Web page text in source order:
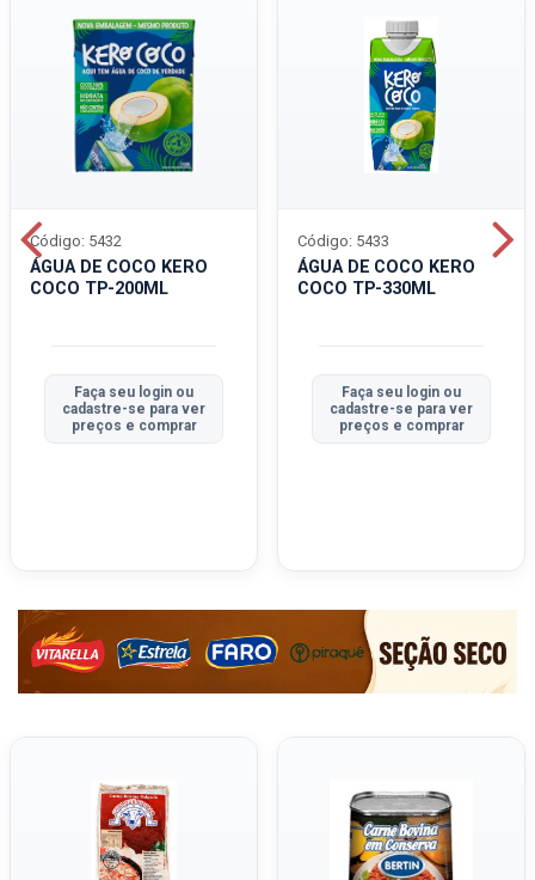
ÁGUA DE COCO KERO
COCO TP-200ML
Código: 5432
Faça seu login ou
cadastre-se para ver
preços e comprar
ÁGUA DE COCO KERO
COCO TP-330ML
Código: 5433
Faça seu login ou
cadastre-se para ver
preços e comprar